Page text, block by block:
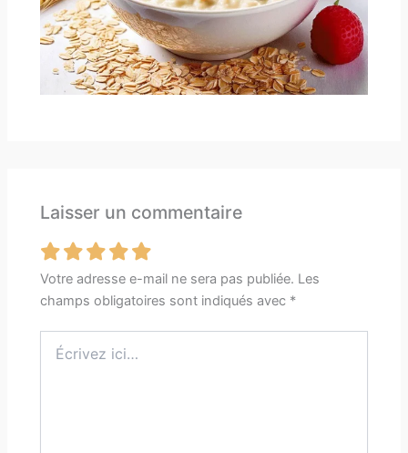
Laisser un commentaire
Votre adresse e-mail ne sera pas publiée. Les
champs obligatoires sont indiqués avec *
ici…